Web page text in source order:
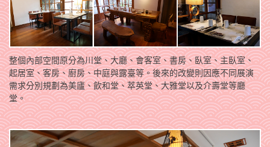
整個內部空間原分為川堂、大廳、會客室、書房、臥室、主臥室、
起居室、客房、廚房、中庭與露臺等。後來的改變則因應不同展演
需求分別規劃為美廬、飲和堂、萃英堂、大雅堂以及介壽堂等廳
堂。